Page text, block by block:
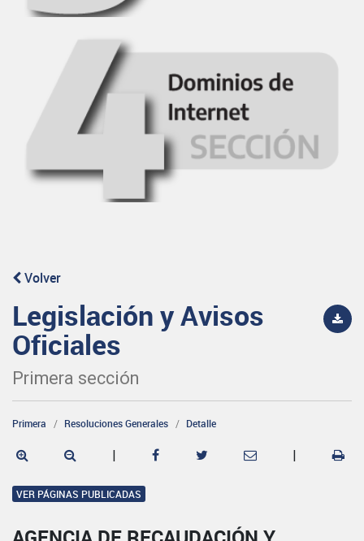
Volver
Legislación y Avisos
Oficiales
Primera sección
Primera Resoluciones Generales Detalle
| |
VER PÁGINAS PUBLICADAS